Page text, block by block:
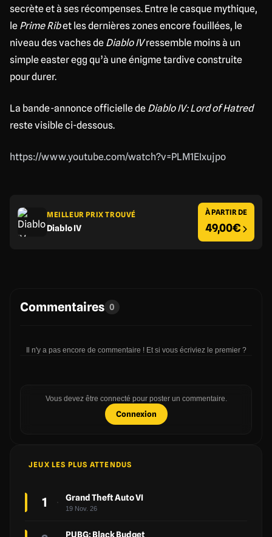
secrète et à ses récompenses. Entre le casque mythique,
le Prime Ribet les dernières zones encore fouillées, le
niveau des vaches de Diablo IVressemble moins à un
simple easter egg qu’à une énigme tardive construite
pour durer.
La bande-annonce officielle de Diablo IV: Lord of Hatred
reste visible ci-dessous.
https://www.youtube.com/watch?v=PLM1EIxujpo
MEILLEUR PRIX TROUVÉ
Diablo IV
À PARTIR DE
49,00€
Commentaires 0
Il n'y a pas encore de commentaire ! Et si vous écriviez le premier ?
Vous devez être connecté pour poster un commentaire.
Connexion
JEUX LES PLUS ATTENDUS
1 Grand Theft Auto VI
19 Nov. 26
PUBG: Black Budget